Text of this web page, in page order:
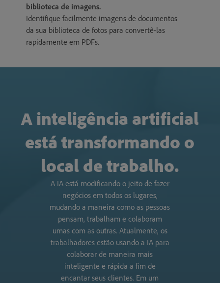
biblioteca de imagens.
Identifique facilmente imagens de documentos
da sua biblioteca de fotos para convertê-las
rapidamente em PDFs.
A inteligência artificial
está transformando o
local de trabalho.
A IA está modificando o jeito de fazer
negócios em todos os lugares,
mudando a maneira como as pessoas
pensam, trabalham e colaboram
umas com as outras. Atualmente, os
trabalhadores estão usando a IA para
colaborar de maneira mais
inteligente e rápida a fim de
encantar seus clientes. Em um